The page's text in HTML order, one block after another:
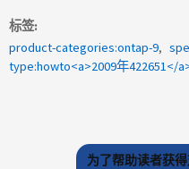
标签
product-categories:ontap-9
type:howto<a>2009年422651</
为了帮助读者获